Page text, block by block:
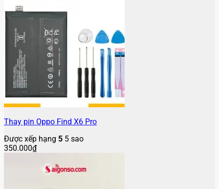
Thay pin Oppo Find X6 Pro
Được xếp hạng 5 5 sao
350.000₫